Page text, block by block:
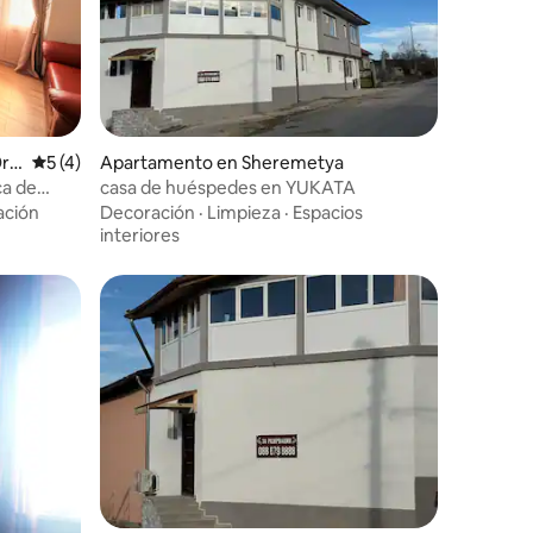
Calificación promedio: 5 de 5, 4 reseñas
5 (4)
de
Apartamento en Sheremetya
casa de huéspedes en YUKATA
Decoración · Limpieza · Espacios
interiores